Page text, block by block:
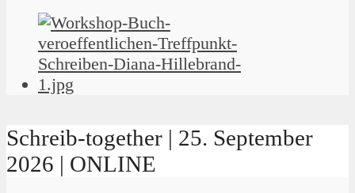
Schreib-together | 25. September
2026 | ONLINE